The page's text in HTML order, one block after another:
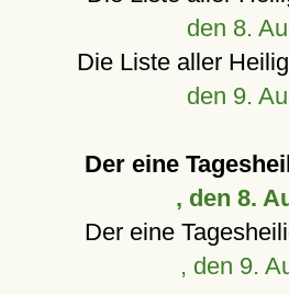
den 8.
Die Liste aller
den 9.
Der eine
, den 8.
Der eine
, den 9.